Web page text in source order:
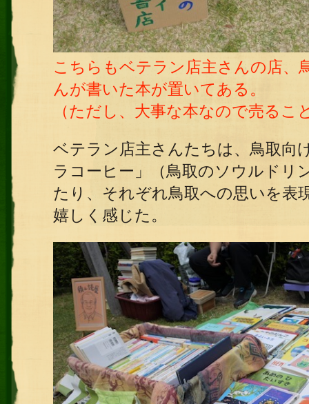
こちらもベテラン店主さんの店、
んが書いた本が置いてある。
（ただし、大事な本なので売る
ベテラン店主さんたちは、鳥取向
ラコーヒー」（鳥取のソウルドリ
たり、それぞれ鳥取への思いを表
嬉しく感じた。